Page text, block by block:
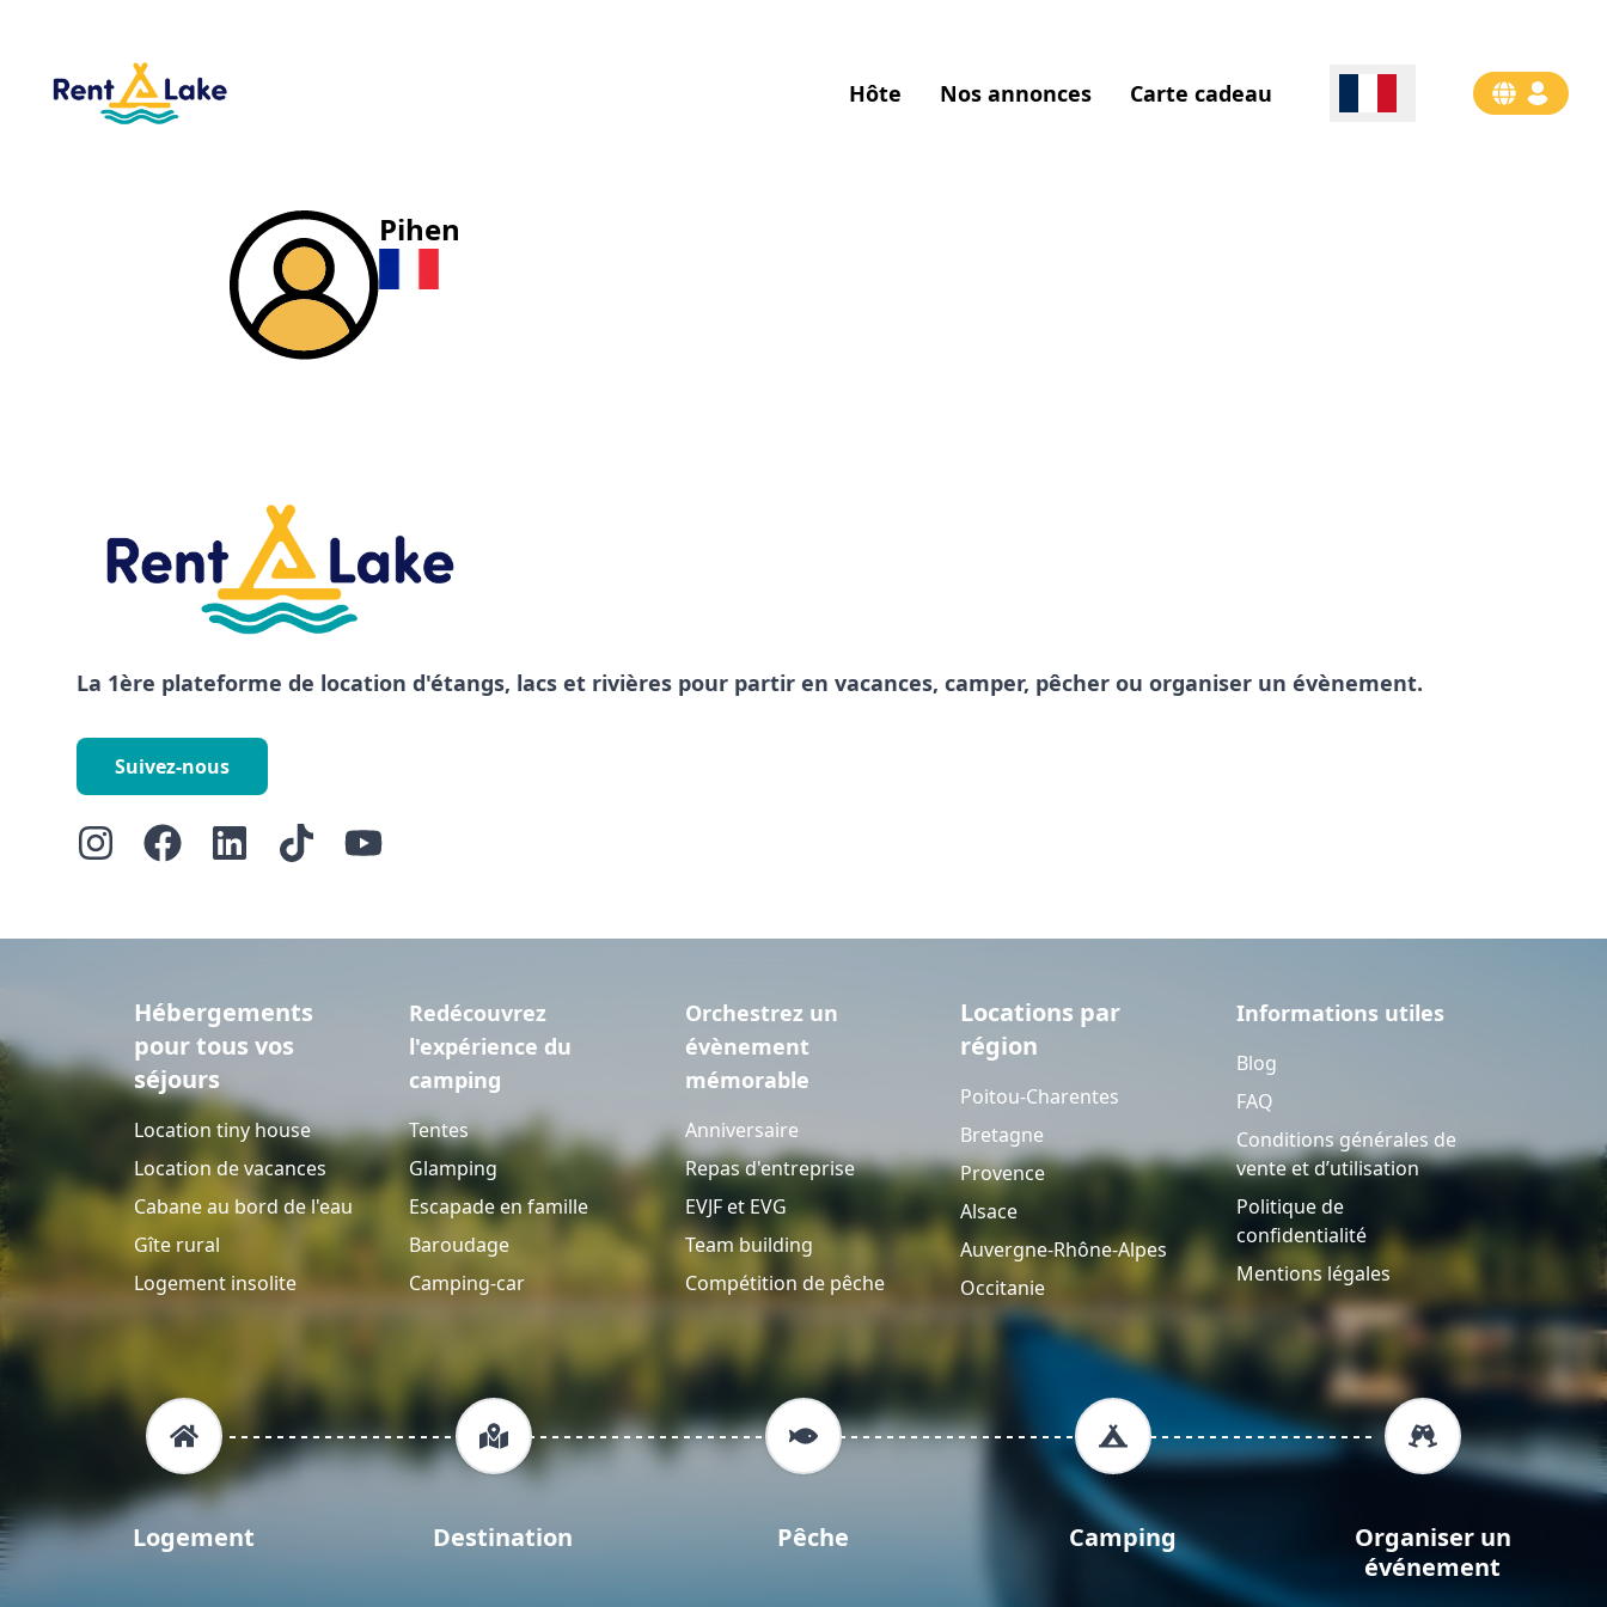
Hôte Nos annonces Carte cadeau
Pihen
La 1ère plateforme de location d'étangs, lacs et rivières pour partir en vacances, camper, pêcher ou organiser un évènement.
Suivez-nous
Hébergements
pour tous vos
séjours
Location tiny house
Location de vacances
Cabane au bord de l'eau
Gîte rural
Logement insolite
Redécouvrez
l'expérience du
camping
Tentes
Glamping
Escapade en famille
Baroudage
Camping-car
Orchestrez un
évènement
mémorable
Anniversaire
Repas d'entreprise
EVJF et EVG
Team building
Compétition de pêche
Locations par
région
Poitou-Charentes
Bretagne
Provence
Alsace
Auvergne-Rhône-Alpes
Occitanie
Informations utiles
Blog
FAQ
Conditions générales de
vente et d’utilisation
Politique de
confidentialité
Mentions légales
Logement Destination Pêche Camping
Organiser un
événement